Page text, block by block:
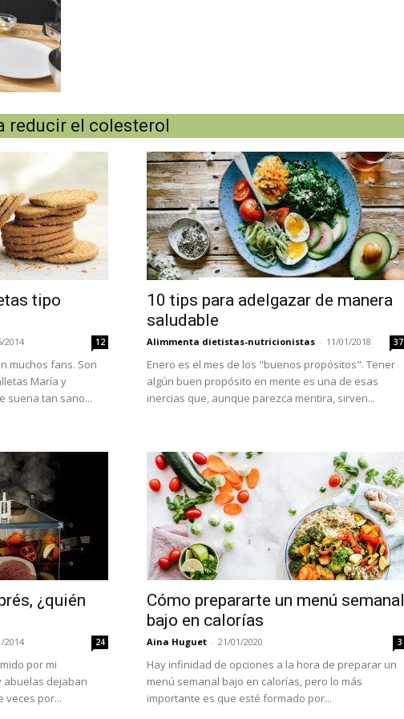
reducir el colesterol
tipo
2014 12
muchos fans. Son
María y
suena tan sano...
10 tips para adelgazar de manera
saludable
Alimmenta dietistas-nutricionistas - 11/01/2018 37
Enero es el mes de los "buenos propósitos". Tener
algún buen propósito en mente es una de esas
inercias que, aunque parezca mentira, sirven...
¿quién
2014 24
por mi
abuelas dejaban
veces por...
Cómo prepararte un menú semanal
bajo en calorías
Aina Huguet - 21/01/2020 3
Hay infinidad de opciones a la hora de preparar un
menú semanal bajo en calorías, pero lo más
importante es que esté formado por...